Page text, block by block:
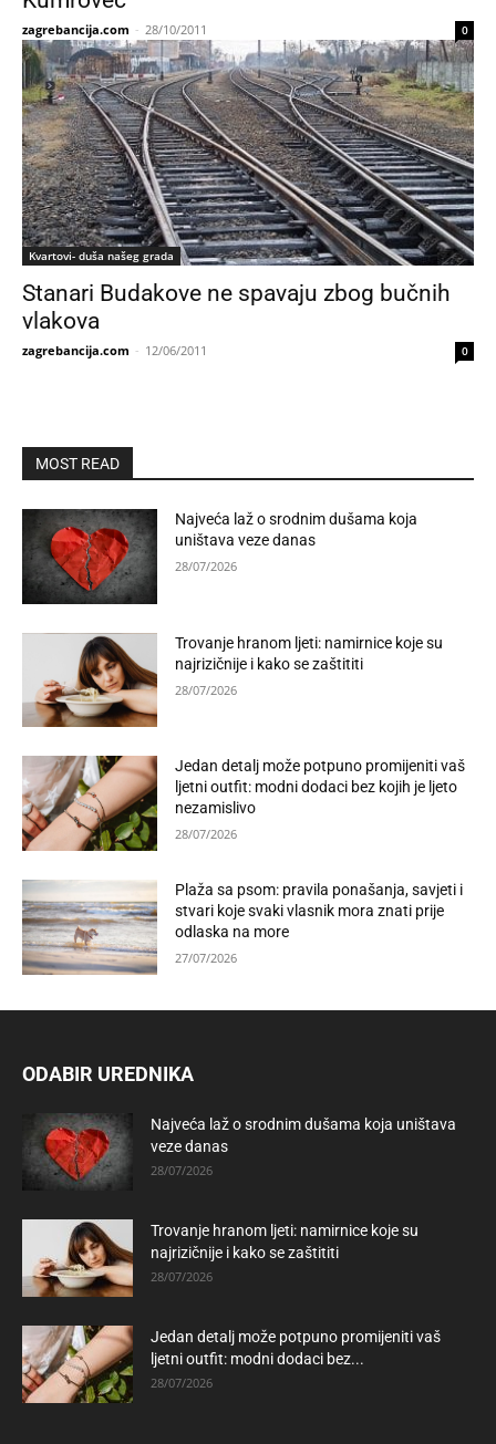
zagrebancija.com - 28/10/2011 0
Kvartovi- duša našeg grada
Stanari Budakove ne spavaju zbog bučnih
vlakova
zagrebancija.com - 12/06/2011 0
MOST READ
Najveća laž o srodnim dušama koja
uništava veze danas
28/07/2026
Trovanje hranom ljeti: namirnice koje su
najrizičnije i kako se zaštititi
28/07/2026
Jedan detalj može potpuno promijeniti vaš
ljetni outfit: modni dodaci bez kojih je ljeto
nezamislivo
28/07/2026
Plaža sa psom: pravila ponašanja, savjeti i
stvari koje svaki vlasnik mora znati prije
odlaska na more
27/07/2026
ODABIR UREDNIKA
Najveća laž o srodnim dušama koja uništava
veze danas
28/07/2026
Trovanje hranom ljeti: namirnice koje su
najrizičnije i kako se zaštititi
28/07/2026
Jedan detalj može potpuno promijeniti vaš
ljetni outfit: modni dodaci bez...
28/07/2026